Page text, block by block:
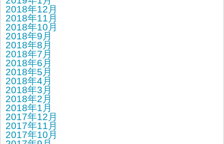
2018年12月
2018年11月
2018年10月
2018年9月
2018年8月
2018年7月
2018年6月
2018年5月
2018年4月
2018年3月
2018年2月
2018年1月
2017年12月
2017年11月
2017年10月